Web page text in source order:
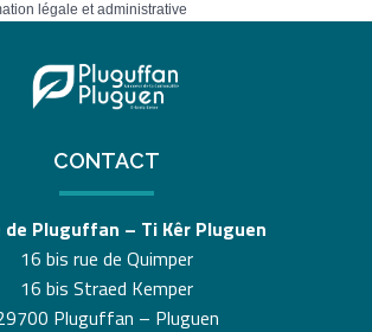
légale et administrative
CONTACT
de Pluguffan – Ti Kêr Pluguen
16 bis rue de Quimper
16 bis Straed Kemper
Pluguffan – Pluguen